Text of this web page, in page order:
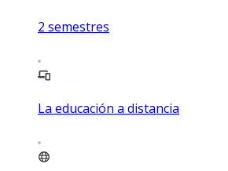
2 semestres
La educación a distancia